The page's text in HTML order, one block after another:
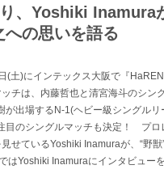
、Yoshiki Inamura
の思いを語る
(土)にインテックス大阪で『
チは、内藤哲也と清宮海斗のシン
が出場するN-1(ヘビー級シングル
目のシングルマッチも決定！ プロ
せているYoshiki Inamuraが、“野
はYoshiki Inamuraにインタビュー